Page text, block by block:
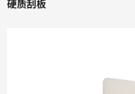
硬质刮板